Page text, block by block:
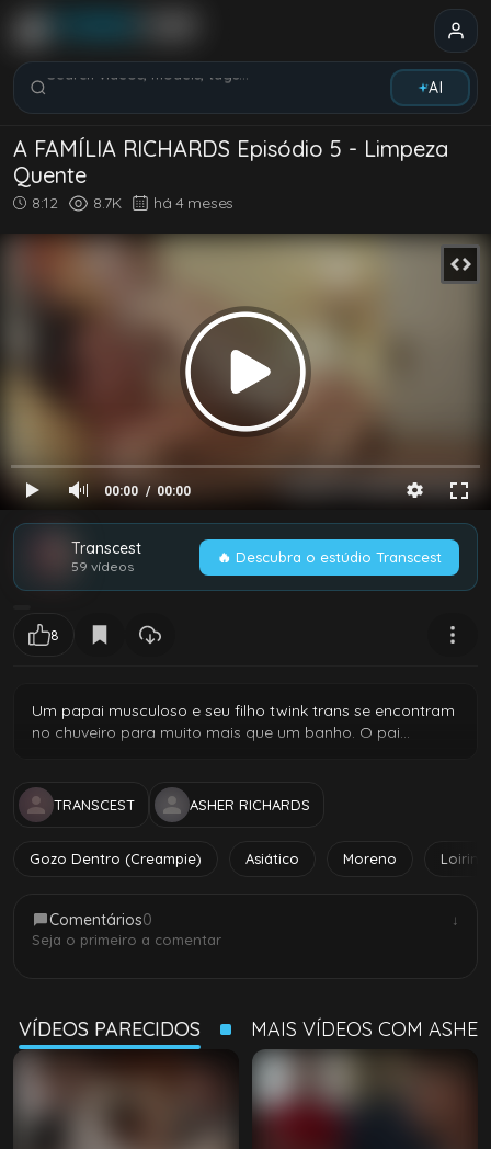
Search videos, models, tags...
AI
A FAMÍLIA RICHARDS Episódio 5 - Limpeza
Quente
8:12 8.7K há 4 meses
00:00 00:00
Transcest
59 vídeos
🔥 Descubra o estúdio Transcest
8
Um papai musculoso e seu filho twink trans se encontram
no chuveiro para muito mais que um banho. O pai
daddy fudir sua bunda apertada sem capa. O cu do filho
é aberto pela pica gorda e grossa do papai.
TRANSCEST ASHER RICHARDS
Gozo Dentro (Creampie) Asiático Moreno
Comentários0
Seja o primeiro a comentar
↓
VÍDEOS PARECIDOS MAIS VÍDEOS COM